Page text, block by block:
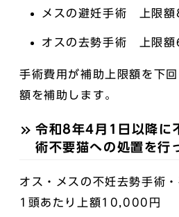
メスの避妊手術 上限
オスの去勢手術 上限
手術費用が補助上限額を下
額を補助します。
令和8年4月1日以降に
術不要猫への処置を行
オス・メスの不妊去勢手術
1頭あたり上額10,000円